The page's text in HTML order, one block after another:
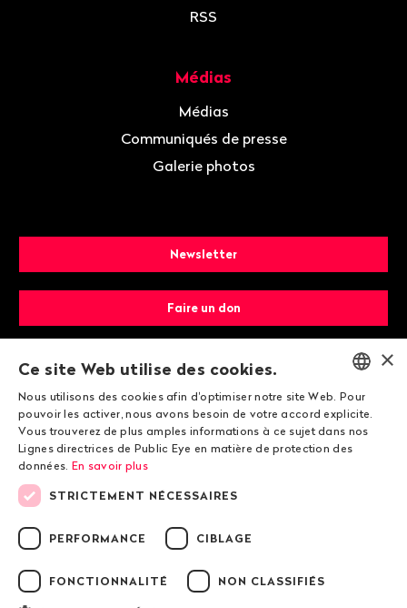
RSS
Médias
Médias
Communiqués de presse
Galerie photos
Newsletter
Faire un don
Devenir membre
© 2026 Public Eye
Mentions légales
ENGLISH
DEUTSCH
×
Ce site Web utilise des cookies.
Nous utilisons des cookies afin d'optimiser notre site Web. Pour
pouvoir les activer, nous avons besoin de votre accord explicite.
Vous trouverez de plus amples informations à ce sujet dans nos
Lignes directrices de Public Eye en matière de protection des
données. En savoir plus
STRICTEMENT NÉCESSAIRES
PERFORMANCE CIBLAGE
FONCTIONNALITÉ NON CLASSIFIÉS